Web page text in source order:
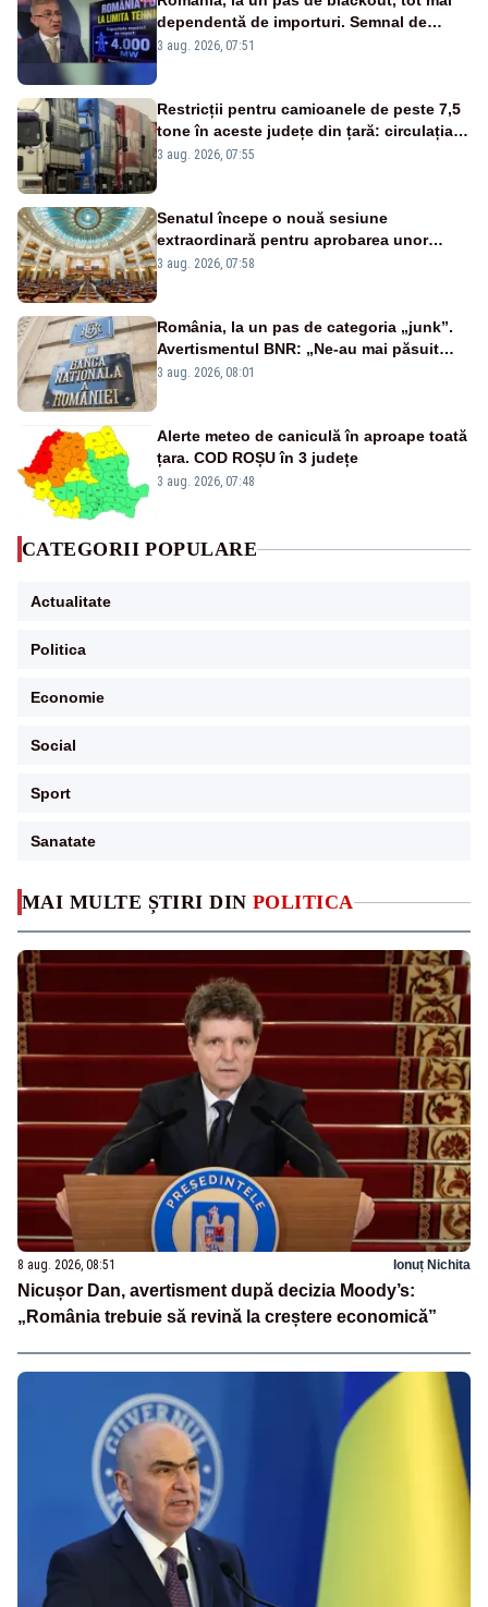
MAI MULTE ȘTIRI DIN POLITICA
8 aug. 2026, 08:51 Ionuț Nichita
Nicușor Dan, avertisment după decizia Moody’s:
„România trebuie să revină la creștere economică”
dependentă de importuri. Semnal de
alarmă tras de un expert în energie
3 aug. 2026, 07:51
Restricții pentru camioanele de peste 7,5
tone în aceste județe din țară: circulația
este interzisă luni, între orele 12:00 și
3 aug. 2026, 07:55
Senatul începe o nouă sesiune
extraordinară pentru aprobarea unor
jaloane din PNRR
3 aug. 2026, 07:58
România, la un pas de categoria „junk”.
Avertismentul BNR: „Ne-au mai păsuit
pentru câteva luni”
3 aug. 2026, 08:01
Alerte meteo de caniculă în aproape toată
țara. COD ROȘU în 3 județe
3 aug. 2026, 07:48
CATEGORII POPULARE
Actualitate
Politica
Economie
Social
Sport
Sanatate